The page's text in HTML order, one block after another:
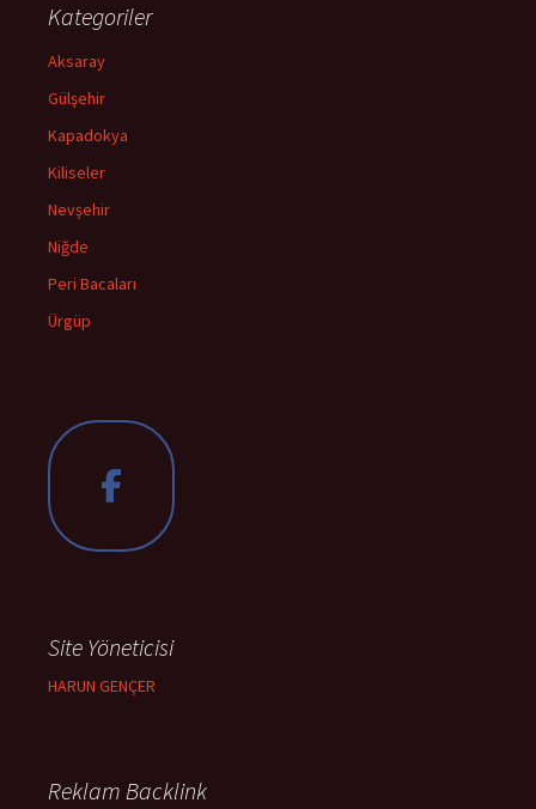
Kategoriler
Aksaray
Gülşehir
Kapadokya
Kiliseler
Nevşehir
Niğde
Peri Bacaları
Ürgüp
Site Yöneticisi
HARUN GENÇER
Reklam Backlink